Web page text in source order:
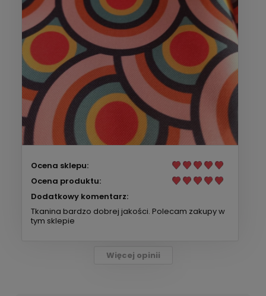
Ocena sklepu:
Ocena produktu:
Dodatkowy komentarz:
Tkanina bardzo dobrej jakości. Polecam zakupy w
tym sklepie
Więcej opinii